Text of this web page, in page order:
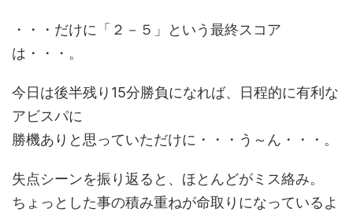
・・・だけに「２－５」という最終スコア
は・・・。
今日は後半残り15分勝負になれば、日程的に有利な
アビスパに
勝機ありと思っていただけに・・・う～ん・・・。
失点シーンを振り返ると、ほとんどがミス絡み。
ちょっとした事の積み重ねが命取りになっているよ